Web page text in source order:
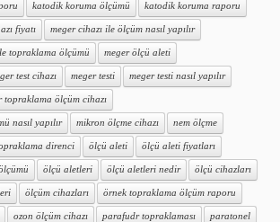
katodik koruma ölçümü katodik koruma raporu
fiyatı meger cihazı ile ölçüm nasıl yapılır
topraklama ölçümü meger ölçü aleti
test cihazı meger testi meger testi nasıl yapılır
topraklama ölçüm cihazı
nasıl yapılır mikron ölçme cihazı nem ölçme
direnci ölçü aleti ölçü aleti fiyatları
ölçü aletleri ölçü aletleri nedir ölçü cihazları
ölçüm cihazları örnek topraklama ölçüm raporu
ozon ölçüm cihazı parafudr topraklaması paratonel